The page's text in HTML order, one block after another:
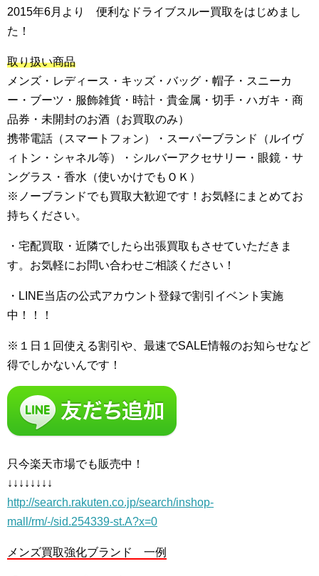
2015年6月より 便利なドライブスルー買取をはじめまし
た！
取り扱い商品
メンズ・レディース・キッズ・バッグ・帽子・スニーカ
ー・ブーツ・服飾雑貨・時計・貴金属・切手・ハガキ・商
品券・未開封のお酒（お買取のみ）
携帯電話（スマートフォン）・スーパーブランド（ルイヴ
ィトン・シャネル等）・シルバーアクセサリー・眼鏡・サ
ングラス・香水（使いかけでもＯＫ）
※ノーブランドでも買取大歓迎です！お気軽にまとめてお
持ちください。
・宅配買取・近隣でしたら出張買取もさせていただきま
す。お気軽にお問い合わせご相談ください！
・LINE当店の公式アカウント登録で割引イベント実施
中！！！
※１日１回使える割引や、最速でSALE情報のお知らせなど
得でしかないんです！
只今楽天市場でも販売中！
↓↓↓↓↓↓↓↓
http://search.rakuten.co.jp/search/inshop-
mall/rm/-/sid.254339-st.A?x=0
メンズ買取強化ブランド 一例